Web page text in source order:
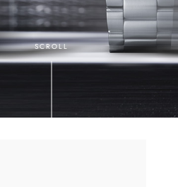
SCROLL